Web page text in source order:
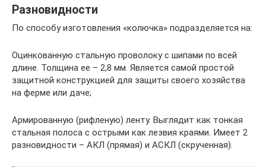
Разновидности
По способу изготовления «колючка» подразделяется на:
Оцинкованную стальную проволоку с шипами по всей
длине. Толщина ее – 2,8 мм. Является самой простой
защитной конструкцией для защиты своего хозяйства
на ферме или даче;
Армированную (рифленую) ленту. Выглядит как тонкая
стальная полоса с острыми как лезвия краями. Имеет 2
разновидности – АКЛ (прямая) и АСКЛ (скрученная).